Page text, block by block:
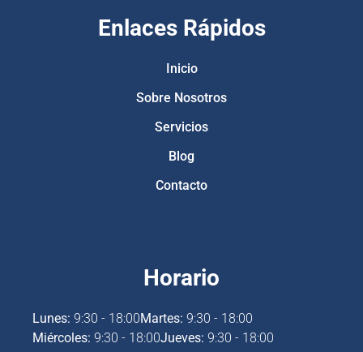
Enlaces Rápidos
Inicio
Sobre Nosotros
Servicios
Blog
Contacto
Horario
Lunes: 9:30 - 18:00Martes: 9:30 - 18:00
Miércoles: 9:30 - 18:00Jueves: 9:30 - 18:00